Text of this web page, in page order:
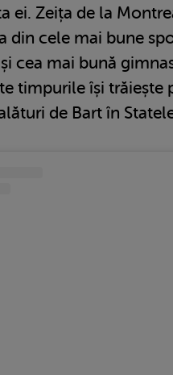
ei. Zeița de la
din cele mai bune
cea mai bună
timpurile își trăiește
de Bart în